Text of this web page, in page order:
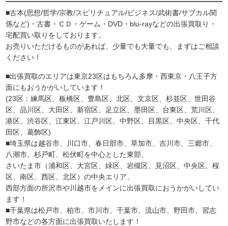
■古本(思想/哲学/宗教/スピリチュアル/ビジネス/武術書/サブカル関
係など)・古書・ＣＤ・ゲーム・DVD・blu-rayなどの出張買取り・
宅配買い取りをしております。
お売りいただけるものがあれば、少量でも大量でも、まずはご相談
ください！
■出張買取のエリアは東京23区はもちろん多摩・西東京・八王子方
面にもおうかがいしています！
(23区：練馬区、板橋区、豊島区、北区、文京区、杉並区、世田谷
区、品川区、大田区、新宿区、足立区、墨田区、台東区、荒川区、
港区、渋谷区、江東区、江戸川区、中野区、目黒区、中央区、千代
田区、葛飾区)
■埼玉県は越谷市、川口市、春日部市、草加市、吉川市、三郷市、
八潮市、杉戸町、松伏町を中心とした東部、
さいたま市（浦和区、大宮区、緑区、岩槻区、見沼区、中央区、桜
区、南区、西区、北区）の中央エリア、
西部方面の所沢市や川越市をメインに出張買取におうかがいしてい
ます！
■千葉県は松戸市、柏市、市川市、千葉市、流山市、野田市、習志
野市などの各方面に出張買取いたします！